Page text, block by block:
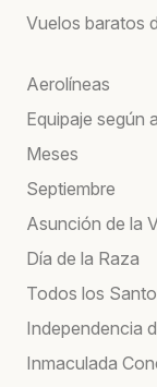
Vuelos baratos
Aerolíneas
Equipaje según
Meses
Septiembre
Asunción de la
Día de la Raza
Todos los
Independencia
Inmaculada